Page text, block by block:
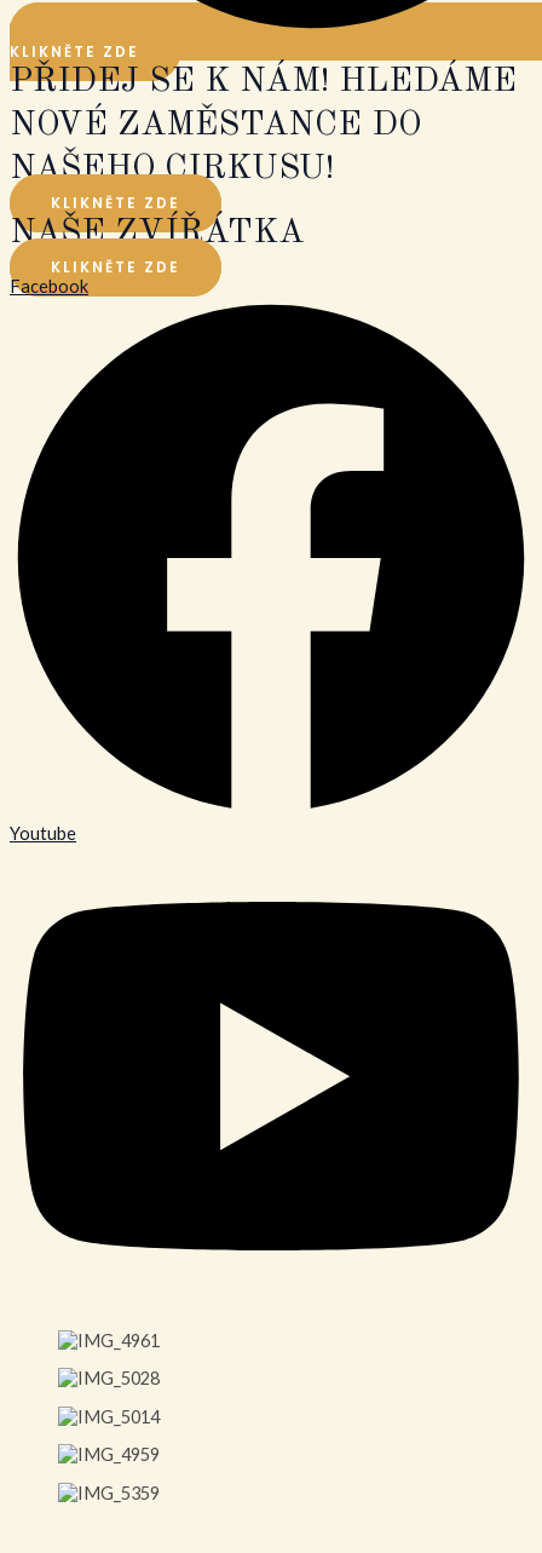
KLIKNĚTE ZDE
PŘIDEJ SE K NÁM! HLEDÁME
NOVÉ ZAMĚSTANCE DO
NAŠEHO CIRKUSU!
KLIKNĚTE ZDE
NAŠE ZVÍŘÁTKA
KLIKNĚTE ZDE
Facebook
Youtube